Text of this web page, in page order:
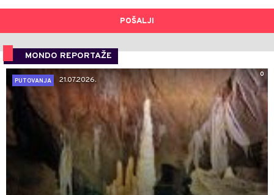
POŠALJI
MONDO REPORTAŽE
0
PUTOVANJA
21.07.2026.